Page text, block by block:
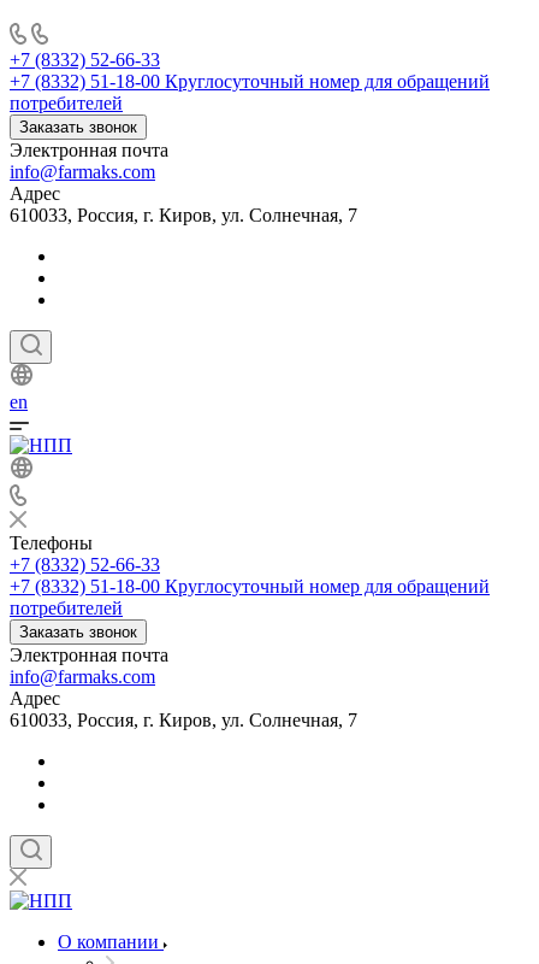
+7 (8332) 52-66-33
+7 (8332) 51-18-00 Круглосуточный номер для обращений
потребителей
Заказать звонок
Электронная почта
info@farmaks.com
Адрес
610033, Россия, г. Киров, ул. Солнечная, 7
en
Телефоны
+7 (8332) 52-66-33
+7 (8332) 51-18-00 Круглосуточный номер для обращений
потребителей
Заказать звонок
Электронная почта
info@farmaks.com
Адрес
610033, Россия, г. Киров, ул. Солнечная, 7
О компании